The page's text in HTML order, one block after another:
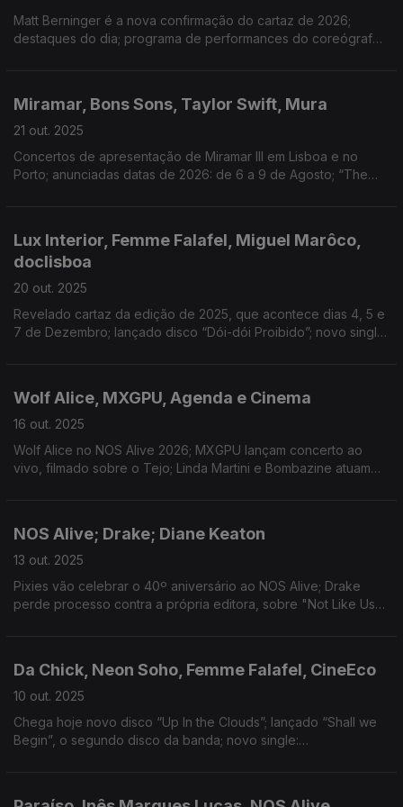
Matt Berninger é a nova confirmação do cartaz de 2026;
destaques do dia; programa de performances do coreógrafo
Miramar, Bons Sons, Taylor Swift, Mura
21 out. 2025
Concertos de apresentação de Miramar III em Lisboa e no
Porto; anunciadas datas de 2026: de 6 a 9 de Agosto; “The
Lux Interior, Femme Falafel, Miguel Marôco,
doclisboa
20 out. 2025
Revelado cartaz da edição de 2025, que acontece dias 4, 5 e
7 de Dezembro; lançado disco “Dói-dói Proibido”; novo single:
Wolf Alice, MXGPU, Agenda e Cinema
16 out. 2025
Wolf Alice no NOS Alive 2026; MXGPU lançam concerto ao
vivo, filmado sobre o Tejo; Linda Martini e Bombazine atuam
NOS Alive; Drake; Diane Keaton
13 out. 2025
Pixies vão celebrar o 40º aniversário ao NOS Alive; Drake
perde processo contra a própria editora, sobre "Not Like Us";
Da Chick, Neon Soho, Femme Falafel, CineEco
10 out. 2025
Chega hoje novo disco “Up In the Clouds”; lançado “Shall we
Begin”, o segundo disco da banda; novo single: